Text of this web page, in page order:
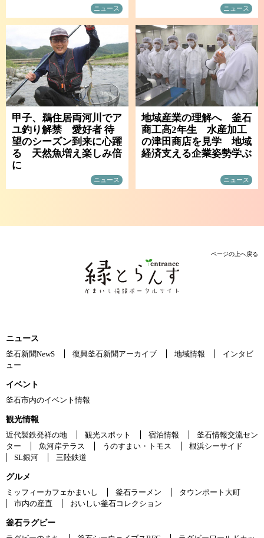
ニュース ニュース
甲子、鵜住居両河川でア
ユ釣り解禁 愛好者 待
望のシーズン到来に心躍
る 天然魚増え楽しみ倍
に
ニュース
地域産業の理解へ 釜石
商工高2年生 水産加工
の津田商店を見学 地域
経済支える企業姿勢学ぶ
ニュース
ページの上へ戻る
ニュース
釜石新聞NewS
復興釜石新聞アーカイブ 地域情報
インタビ
ュー
イベント
釜石市内のイベント情報
観光情報
近代製鉄発祥の地
観光スポット 宿泊情報
釜石情報交流セン
ター
魚河岸テラス うのすまい・トモス
根浜シーサイド
SL銀河
三陸鉄道
グルメ
ミッフィーカフェかまいし
釜石ラーメン
タウンポート大町
市内の産直
おいしい釜石コレクション
釜石ラグビー